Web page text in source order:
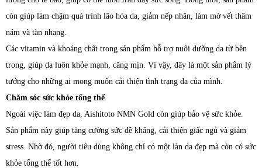
còn giúp làm chậm quá trình lão hóa da, giảm nếp nhăn, làm mờ vết thâm
nám và tàn nhang.
Các vitamin và khoáng chất trong sản phẩm hỗ trợ nuôi dưỡng da từ bên
trong, giúp da luôn khỏe mạnh, căng mịn. Vì vậy, đây là một sản phẩm lý
tưởng cho những ai mong muốn cải thiện tình trạng da của mình.
Chăm sóc sức khỏe tổng thể
Ngoài việc làm đẹp da, Aishitoto NMN Gold còn giúp bảo vệ sức khỏe.
Sản phẩm này giúp tăng cường sức đề kháng, cải thiện giấc ngủ và giảm
stress. Nhờ đó, người tiêu dùng không chỉ có một làn da đẹp mà còn có sức
khỏe tổng thể tốt hơn.